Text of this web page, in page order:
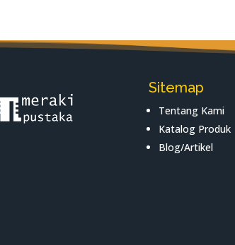
Sitemap
Tentang Kami
Katalog Produk
Blog/Artikel